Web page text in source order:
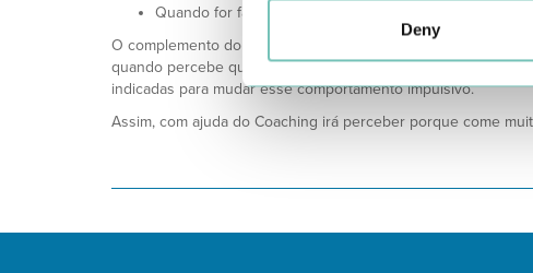
Deny
Quando for fazer compras ao supermercado traga
O complemento do Coaching à Nutrição, é fundamental
quando percebe qual a sua verdadeira causa, bem como os
indicadas para mudar esse comportamento impulsivo.
Assim, com ajuda do Coaching irá perceber porque come